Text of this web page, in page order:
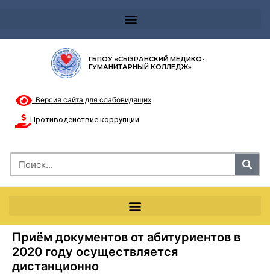
ГБПОУ «СЫЗРАНСКИЙ МЕДИКО-
ГУМАНИТАРНЫЙ КОЛЛЕДЖ»
Версия сайта для слабовидящих
Противодействие коррупции
Приём документов от абитуриентов в
2020 году осуществляется
дистанционно